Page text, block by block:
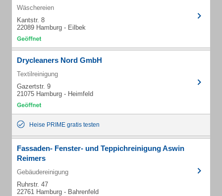
Wäschereien
Kantstr. 8
22089 Hamburg - Eilbek
Drycleaners Nord GmbH
Textilreinigung
Gazertstr. 9
21075 Hamburg - Heimfeld
Heise PRIME gratis testen
Fassaden- Fenster- und Teppichreinigung Aswin
Reimers
Gebäudereinigung
Ruhrstr. 47
22761 Hamburg - Bahrenfeld